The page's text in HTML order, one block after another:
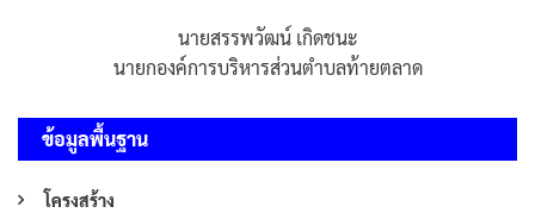
นายสรรพวัฒน์ เกิดชนะ
นายกองค์การบริหารส่วนตำบลท้ายตลาด
ข้อมูลพื้นฐาน
โครงสร้าง